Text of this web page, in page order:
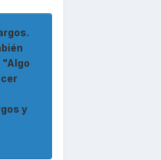
"Algo
y